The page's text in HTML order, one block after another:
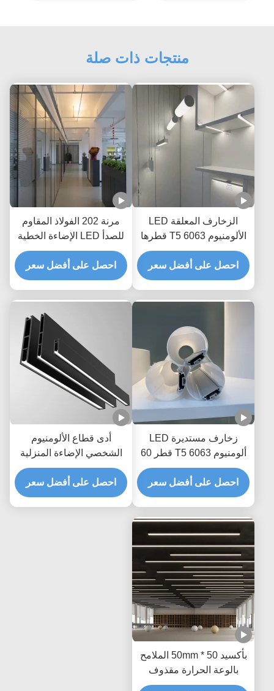
منتجات ذات صلة
الزخارف المعلقة LED
الألومنيوم 6063 T5 قطرها
120 مم بثق LED مستدير
احصل على أفضل سعر
مرنة 202 الفولاذ المقاوم
للصدأ LED الإضاءة الخطية
الشخصية الديكور قاعدة
الأفق
احصل على أفضل سعر
زخارف مستديرة LED
ألومنيوم 6063 T5 قطر 60
مم غطاء PC
احصل على أفضل سعر
أدى قطاع الألومنيوم
الشخصي الإضاءة المنزلية
width10mm المعلق
الألومنيوم الشخصي
احصل على أفضل سعر
بأكسيد 50 * 50mm الملامح
بالوعة الحرارة مقذوف
للضوء الرئيسي LED